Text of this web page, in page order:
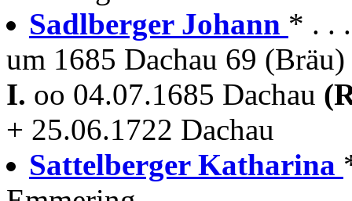
Sadlberger Johann * . .
um 1685 Dachau 69 (Bräu)
I. oo 04.07.1685 Dachau
+ 25.06.1722 Dachau
Sattelberger Katharina